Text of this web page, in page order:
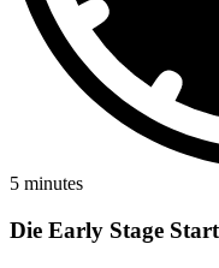
5 minutes
Die Early Stage